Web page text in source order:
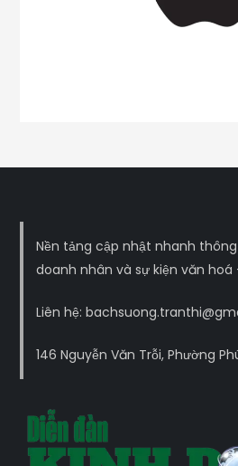
Nền tảng cập nhật nhanh
doanh nhân và sự kiện văn
Liên hệ:
146 Nguyễn Văn Trỗi, Phường